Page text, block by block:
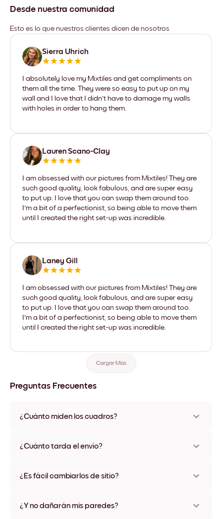
Desde nuestra comunidad
Esto es lo que nuestros clientes dicen de nosotros
Sierra Uhrich
I absolutely love my Mixtiles and get compliments on
them all the time. They were so easy to put up on my
wall and I love that I didn't have to damage my walls
with holes in order to hang them.
Lauren Scano-Clay
I am obsessed with our pictures from Mixtiles! They are
such good quality, look fabulous, and are super easy
to put up. I love that you can swap them around too.
I'm a bit of a perfectionist, so being able to move them
until I created the right set-up was incredible.
Laney Gill
I am obsessed with our pictures from Mixtiles! They are
such good quality, look fabulous, and are super easy
to put up. I love that you can swap them around too.
I'm a bit of a perfectionist, so being able to move them
until I created the right set-up was incredible.
Cargar Más
Preguntas Frecuentes
¿Cuánto miden los cuadros?
varios materiales y colores de marco, incluidas opciones sin
¿Cuánto tarda el envío?
disponibles en algunos países. Te enviaremos un número de
¿Es fácil cambiarlos de sitio?
ningún daño
¿Y no dañarán mis paredes?